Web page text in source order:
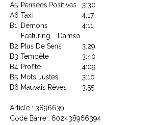
A5 Pensées Positives
3:30
A6 Taxi
4:17
B1
Démons
Featuring – Damso
4:11
B2 Plus De Sens
3:29
B3 Tempête
3:40
B4 Profite
4:09
B5 Mots Justes
3:10
B6 Mauvais Rêves 3:55
Article : 3896639
Code Barre : 602438966394